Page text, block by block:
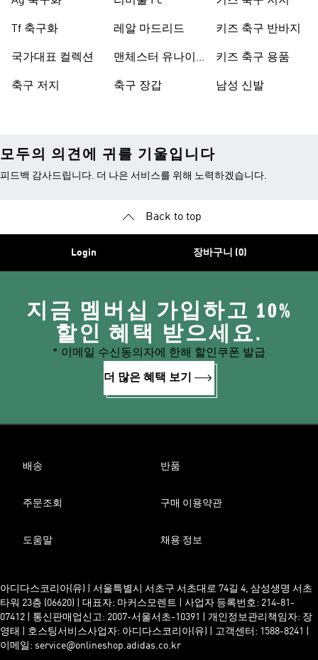
Tf 축구화
국가대표 컬렉션
축구 저지
레알 마드리드
맨체스터 유나이
축구 장갑
키즈 축구 반바지
키즈 축구 용품
남성 신발
모두의 의견에 귀를 기울입니다
피드백 감사드립니다. 더 나은 서비스를 위해 노력하겠습니다.
Back to top
Login 장바구니 (0)
지금 멤버십 가입하고 10%
할인 혜택 받으세요.
* 이메일 수신동의자에 한해 할인쿠폰 발급
더 많은 혜택 보기
배송 반품
주문조회 구매 이용약관
도움말 채용 정보
아디다스코리아(유) | 서울특별시 서초구 서초대로 74길 4, 삼성생명 서초
타워 23층 (06620) | 대표자: 마커스모렌트 | 사업자 등록번호: 214-81-
07412 | 통신판매업신고: 2007-서울서초-10391 | 개인정보관리책임자: 장
영태 | 호스팅서비스사업자: 아디다스코리아(유) | 고객센터: 1588-8241 |
이메일: service@onlineshop.adidas.co.kr